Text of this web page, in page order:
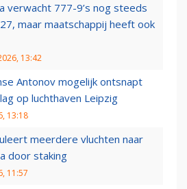
verwacht 777-9’s nog steeds
maar maatschappij heeft ook
13:42
Antonov mogelijk ontsnapt
op luchthaven Leipzig
13:18
meerdere vluchten naar
door staking
11:57